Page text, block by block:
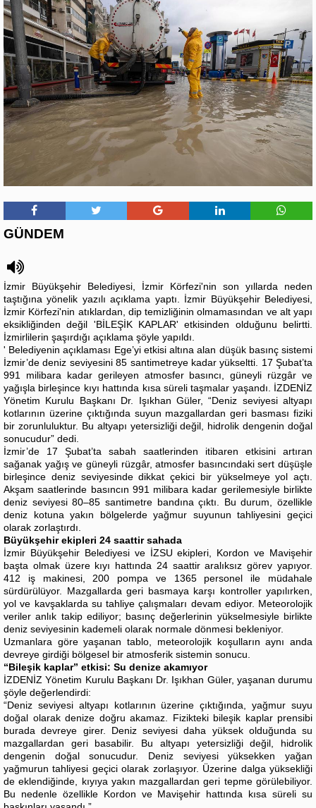
GÜNDEM
İzmir Büyükşehir Belediyesi, İzmir Körfezi'nin son yıllarda neden
taştığına yönelik yazılı açıklama yaptı. İzmir Büyükşehir Belediyesi,
İzmir Körfezi'nin atıklardan, dip temizliğinin olmamasından ve alt yapı
eksikliğinden değil 'BİLEŞİK KAPLAR' etkisinden olduğunu belirtti.
İzmirlilerin şaşırdığı açıklama şöyle yapıldı.
' Belediyenin açıklaması Ege’yi etkisi altına alan düşük basınç sistemi
İzmir’de deniz seviyesini 85 santimetreye kadar yükseltti. 17 Şubat’ta
991 milibara kadar gerileyen atmosfer basıncı, güneyli rüzgâr ve
yağışla birleşince kıyı hattında kısa süreli taşmalar yaşandı. İZDENİZ
Yönetim Kurulu Başkanı Dr. Işıkhan Güler, “Deniz seviyesi altyapı
kotlarının üzerine çıktığında suyun mazgallardan geri basması fiziki
bir zorunluluktur. Bu altyapı yetersizliği değil, hidrolik dengenin doğal
sonucudur” dedi.
İzmir’de 17 Şubat’ta sabah saatlerinden itibaren etkisini artıran
sağanak yağış ve güneyli rüzgâr, atmosfer basıncındaki sert düşüşle
birleşince deniz seviyesinde dikkat çekici bir yükselmeye yol açtı.
Akşam saatlerinde basıncın 991 milibara kadar gerilemesiyle birlikte
deniz seviyesi 80–85 santimetre bandına çıktı. Bu durum, özellikle
deniz kotuna yakın bölgelerde yağmur suyunun tahliyesini geçici
olarak zorlaştırdı.
Büyükşehir ekipleri 24 saattir sahada
İzmir Büyükşehir Belediyesi ve İZSU ekipleri, Kordon ve Mavişehir
başta olmak üzere kıyı hattında 24 saattir aralıksız görev yapıyor.
412 iş makinesi, 200 pompa ve 1365 personel ile müdahale
sürdürülüyor. Mazgallarda geri basmaya karşı kontroller yapılırken,
yol ve kavşaklarda su tahliye çalışmaları devam ediyor. Meteorolojik
veriler anlık takip ediliyor; basınç değerlerinin yükselmesiyle birlikte
deniz seviyesinin kademeli olarak normale dönmesi bekleniyor.
Uzmanlara göre yaşanan tablo, meteorolojik koşulların aynı anda
devreye girdiği bölgesel bir atmosferik sistemin sonucu.
“Bileşik kaplar” etkisi: Su denize akamıyor
İZDENİZ Yönetim Kurulu Başkanı Dr. Işıkhan Güler, yaşanan durumu
şöyle değerlendirdi:
“Deniz seviyesi altyapı kotlarının üzerine çıktığında, yağmur suyu
doğal olarak denize doğru akamaz. Fizikteki bileşik kaplar prensibi
burada devreye girer. Deniz seviyesi daha yüksek olduğunda su
mazgallardan geri basabilir. Bu altyapı yetersizliği değil, hidrolik
dengenin doğal sonucudur. Deniz seviyesi yüksekken yağan
yağmurun tahliyesi geçici olarak zorlaşıyor. Üzerine dalga yüksekliği
de eklendiğinde, kıyıya yakın mazgallardan geri tepme görülebiliyor.
Bu nedenle özellikle Kordon ve Mavişehir hattında kısa süreli su